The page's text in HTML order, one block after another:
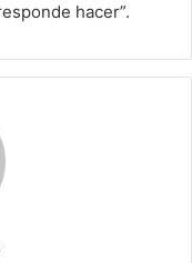
hacer”.